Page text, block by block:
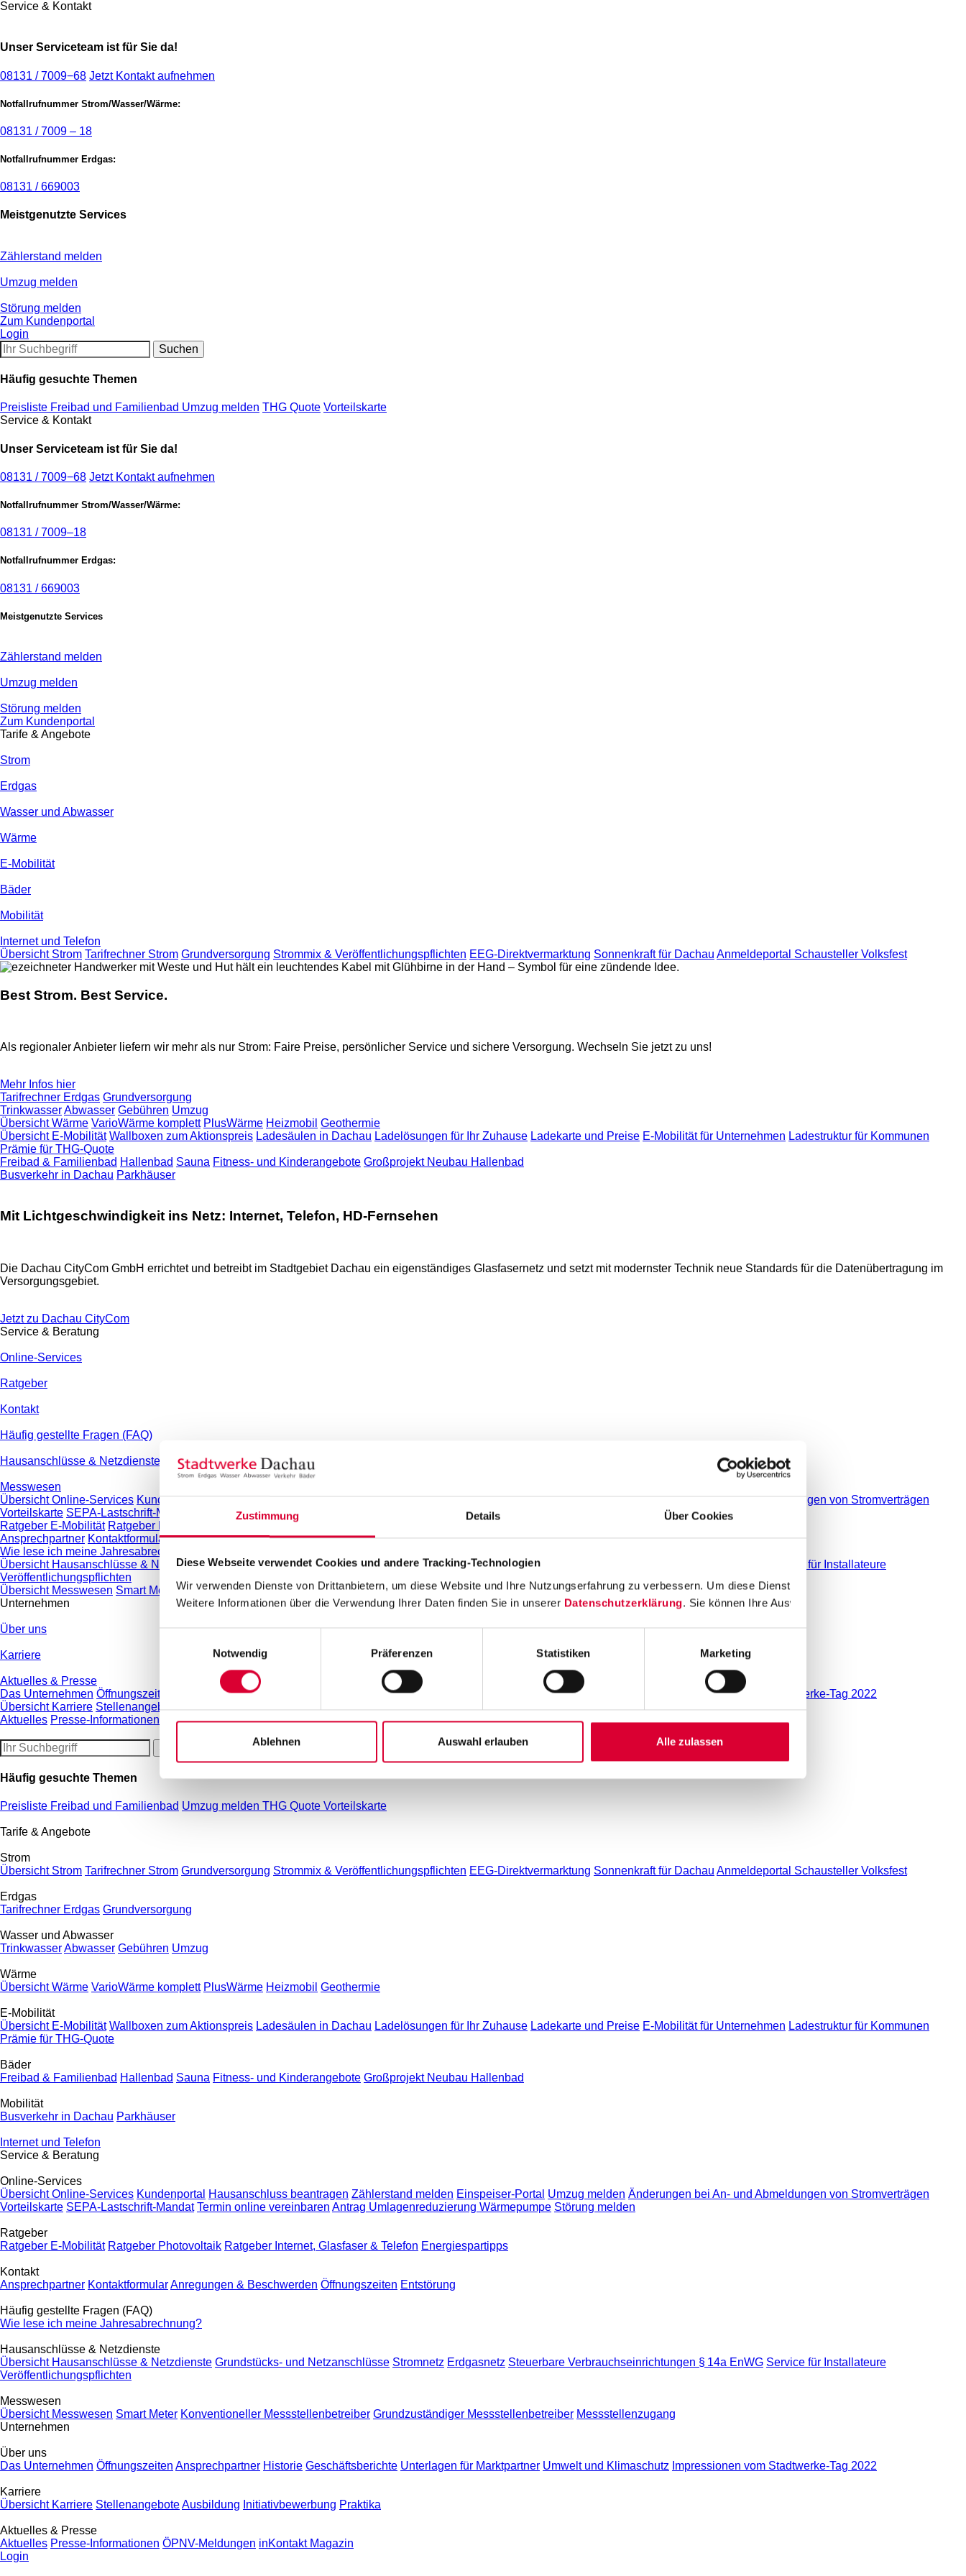
Zustimmung Details Über Cookies
Diese Webseite verwendet Cookies und andere Tracking-Technologien
Wir verwenden Dienste von Drittanbietern, um diese Website und Ihre Nutzungserfahrung zu verbessern. Um diese Dienste verwenden zu können,
Weitere Informationen über die Verwendung Ihrer Daten finden Sie in unserer Datenschutzerklärung. Sie können Ihre Auswahl jederzeit unter "
Notwendig
Präferenzen Statistiken Marketing
Ablehnen Auswahl erlauben Alle zulassen
Service & Kontakt
Unser Serviceteam ist für Sie da!
08131 / 7009−68 Jetzt Kontakt aufnehmen
Notfallrufnummer Strom/Wasser/Wärme:
08131 / 7009 – 18
Notfallrufnummer Erdgas:
08131 / 669003
Meistgenutzte Services
Zählerstand melden
Umzug melden
Störung melden
Zum Kundenportal
Login
Häufig gesuchte Themen
Preisliste Freibad und Familienbad Umzug melden THG Quote Vorteilskarte
Service & Kontakt
Unser Serviceteam ist für Sie da!
08131 / 7009−68 Jetzt Kontakt aufnehmen
Notfallrufnummer Strom/Wasser/Wärme:
08131 / 7009–18
Notfallrufnummer Erdgas:
08131 / 669003
Meistgenutzte Services
Zählerstand melden
Umzug melden
Störung melden
Zum Kundenportal
Tarife & Angebote
Strom
Erdgas
Wasser und Abwasser
Wärme
E-Mobilität
Bäder
Mobilität
Internet und Telefon
Übersicht Strom Tarifrechner Strom Grundversorgung Strommix & Veröffentlichungspflichten EEG-Direktvermarktung Sonnenkraft für Dachau Anmeldeportal Schausteller Volksfest
Best Strom. Best Service.
Als regionaler Anbieter liefern wir mehr als nur Strom: Faire Preise, persönlicher Service und sichere Versorgung. Wechseln Sie jetzt zu uns!
Mehr Infos hier
Tarifrechner Erdgas Grundversorgung
TrinkwasserAbwasser Gebühren Umzug
Übersicht Wärme VarioWärme komplett PlusWärme Heizmobil Geothermie
Übersicht E-Mobilität Wallboxen zum Aktionspreis Ladesäulen in Dachau Ladelösungen für Ihr Zuhause Ladekarte und Preise E-Mobilität für Unternehmen Ladestruktur für Kommunen
Prämie für THG-Quote
Freibad & Familienbad Hallenbad Sauna Fitness- und Kinderangebote Großprojekt Neubau Hallenbad
Busverkehr in Dachau Parkhäuser
Mit Lichtgeschwindigkeit ins Netz: Internet, Telefon, HD-Fernsehen
Die Dachau CityCom GmbH errichtet und betreibt im Stadtgebiet Dachau ein eigenständiges Glasfasernetz und setzt mit modernster Technik neue Standards für die Datenübertragung im
Versorgungsgebiet.
Jetzt zu Dachau CityCom
Service & Beratung
Online-Services
Ratgeber
Kontakt
Häufig gestellte Fragen (FAQ)
Hausanschlüsse & Netzdienste
Messwesen
Übersicht Online-Services Kundenportal Hausanschluss beantragen Zählerstand melden Einspeiser-Portal Umzug melden Änderungen bei An- und Abmeldungen von Stromverträgen
Vorteilskarte SEPA-Lastschrift-Mandat Termin online vereinbaren Antrag Umlagenreduzierung Wärmepumpe
Ratgeber E-Mobilität Ratgeber Photovoltaik Ratgeber Internet, Glasfaser & Telefon
Ansprechpartner KontaktformularAnregungen & Beschwerden Öffnungszeiten Entstörung
Wie lese ich meine Jahresabrechnung?
Übersicht Hausanschlüsse & Netzdienste Grundstücks- und Netzanschlüsse Stromnetz Erdgasnetz Steuerbare Verbrauchseinrichtungen § 14a EnWG
Service für Installateure
Veröffentlichungspflichten
Übersicht Messwesen Smart Meter Konventioneller Messstellenbetreiber Grundzuständiger Messstellenbetreiber Messstellenzugang
Unternehmen
Über uns
Karriere
Aktuelles & Presse
Das Unternehmen Öffnungszeiten Ansprechpartner Geschäftsberichte Unterlagen für Marktpartner Umwelt und Klimaschutz
Impressionen vom Stadtwerke-Tag 2022
Übersicht Karriere StellenangeboteAusbildung Initiativbewerbung Praktika
Aktuelles Presse-Informationen ÖPNV-Meldungen inKontakt Magazin
Häufig gesuchte Themen
Preisliste Freibad und Familienbad Umzug melden THG Quote Vorteilskarte
Tarife & Angebote
Strom
Übersicht Strom Tarifrechner Strom Grundversorgung Strommix & Veröffentlichungspflichten EEG-Direktvermarktung Sonnenkraft für Dachau Anmeldeportal Schausteller Volksfest
Erdgas
Tarifrechner Erdgas Grundversorgung
Wasser und Abwasser
TrinkwasserAbwasser Gebühren Umzug
Wärme
Übersicht Wärme VarioWärme komplett PlusWärme Heizmobil Geothermie
E-Mobilität
Übersicht E-Mobilität Wallboxen zum Aktionspreis Ladesäulen in Dachau Ladelösungen für Ihr Zuhause Ladekarte und Preise E-Mobilität für Unternehmen Ladestruktur für Kommunen
Prämie für THG-Quote
Bäder
Freibad & Familienbad Hallenbad Sauna Fitness- und Kinderangebote Großprojekt Neubau Hallenbad
Mobilität
Busverkehr in Dachau Parkhäuser
Internet und Telefon
Service & Beratung
Online-Services
Übersicht Online-Services Kundenportal Hausanschluss beantragen Zählerstand melden Einspeiser-Portal Umzug melden Änderungen bei An- und Abmeldungen von Stromverträgen
Vorteilskarte SEPA-Lastschrift-Mandat Termin online vereinbaren Antrag Umlagenreduzierung Wärmepumpe Störung melden
Ratgeber
Ratgeber E-Mobilität Ratgeber Photovoltaik Ratgeber Internet, Glasfaser & Telefon Energiespartipps
Kontakt
Ansprechpartner KontaktformularAnregungen & Beschwerden Öffnungszeiten Entstörung
Häufig gestellte Fragen (FAQ)
Wie lese ich meine Jahresabrechnung?
Hausanschlüsse & Netzdienste
Übersicht Hausanschlüsse & Netzdienste Grundstücks- und Netzanschlüsse Stromnetz Erdgasnetz Steuerbare Verbrauchseinrichtungen § 14a EnWG Service für Installateure
Veröffentlichungspflichten
Messwesen
Übersicht Messwesen Smart Meter Konventioneller Messstellenbetreiber Grundzuständiger Messstellenbetreiber Messstellenzugang
Unternehmen
Über uns
Das Unternehmen Öffnungszeiten Ansprechpartner Historie Geschäftsberichte Unterlagen für Marktpartner Umwelt und Klimaschutz Impressionen vom Stadtwerke-Tag 2022
Karriere
Übersicht Karriere StellenangeboteAusbildung Initiativbewerbung Praktika
Aktuelles & Presse
Aktuelles Presse-Informationen ÖPNV-Meldungen inKontakt Magazin
Login